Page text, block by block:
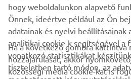
VÁLLALATI
hogy weboldalunkon alapvető
Önnek, ideértve például az Ön
adatainak és nyelvi beállításainak
analitikai cookie-k segítségével a
vonatkozó statisztikákat
tiszteletben tartó módon, az
Ha a következő gombra kattintva
hozzájárulását, akkor
közösségi média cookie-kat is